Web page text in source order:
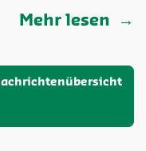
Mehr lesen